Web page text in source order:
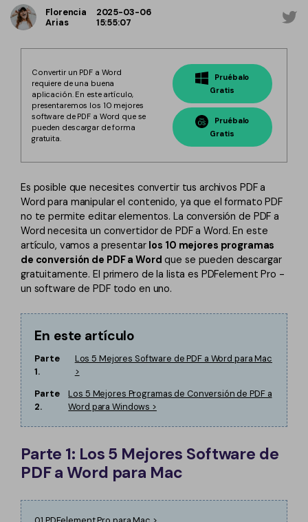
Anotar PDF
Extraer Datos de PDF
Organizar Página PDF
• Convertir PDF a Blanco y Negro
• Convertir PDF en URL
• Convertir PDF a Formulario
• Convertir PDF a InDesign
Crear PDF
• Convertir Word a PDF por Lotes
• Convertir Imágenes a PDF
• Convertir EPUB a PDF
Seguridad de PDF
• Quitar la Marca de Agua en PDF
• Abrir un PDF Protegido
• Desencriptar Archivos PDF
• Convertir PDF protegido a Word
Para más soluciones >
Florencia
Arias
2025-03-06
15:55:07
Convertir un PDF a Word
requiere de una buena
aplicación. En este artículo,
presentaremos los 10 mejores
software de PDF a Word que se
pueden descargar de forma
gratuita.
Pruébalo
Gratis
Pruébalo
Gratis
Es posible que necesites convertir tus archivos PDF a
Word para manipular el contenido, ya que el formato PDF
no te permite editar elementos. La conversión de PDF a
Word necesita un convertidor de PDF a Word. En este
artículo, vamos a presentar los 10 mejores programas
de conversión de PDF a Word que se pueden descargar
gratuitamente. El primero de la lista es PDFelement Pro -
un software de PDF todo en uno.
En este artículo
Parte
1.
Los 5 Mejores Software de PDF a Word para Mac
>
Parte
2.
Los 5 Mejores Programas de Conversión de PDF a
Word para Windows >
Parte 1: Los 5 Mejores Software de
PDF a Word para Mac